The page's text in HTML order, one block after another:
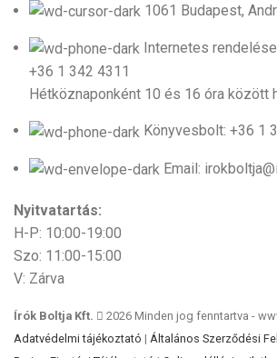
1061 Budapest,
Internetes
+36 1 342 4311
Hétköznaponként 10 és 16 óra között
Könyvesbolt: +36 1
Email:
Nyitvatartás:
H-P: 10:00-19:00
Szo: 11:00-15:00
V: Zárva
Írók Boltja Kft.
2026 Minden jog fenntartva -
Adatvédelmi tájékoztató | Általános Szerződési